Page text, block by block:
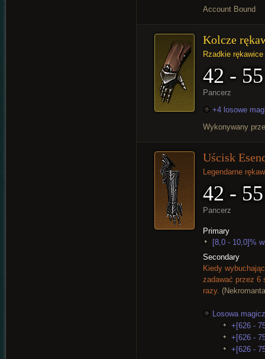
Account Bound
Kolcze
Rzadkie rękawice
42 - 55
Pancerz
+4 losowe
Wykonywany
Uścisk
Legendarne
42 - 55
Pancerz
Primary
[8,0 - 10,0]%
Secondary
Kiedy
zadawać przez 6
razy.
Losowa
+[626 -
+[626 -
+[626 -